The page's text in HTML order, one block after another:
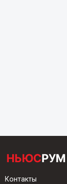
Контакты